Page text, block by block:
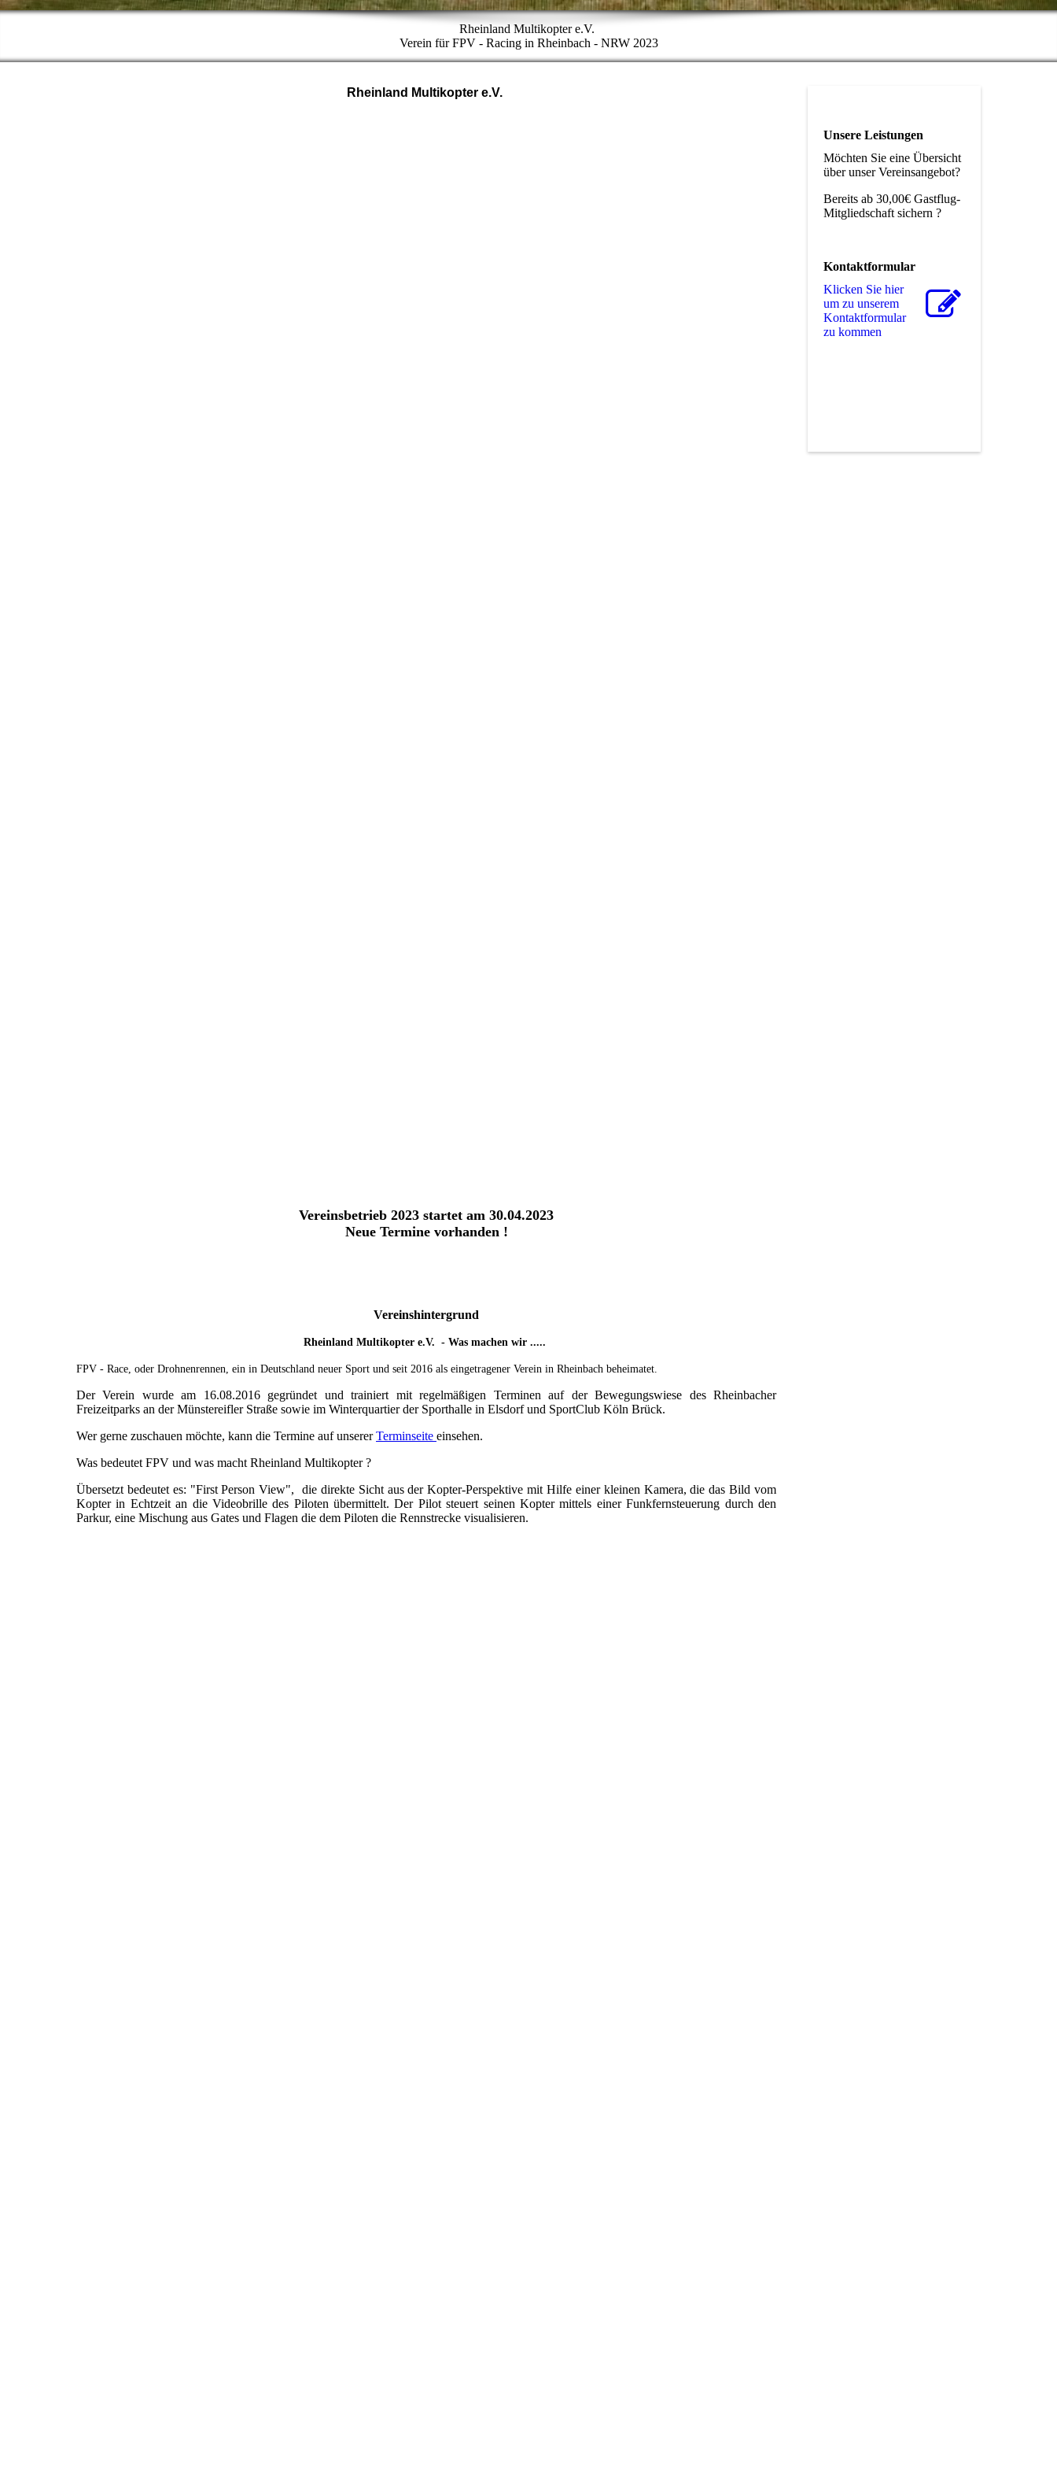
Rheinland Multikopter e.V.
Verein für FPV - Racing in Rheinbach - NRW 2023
Rheinland Multikopter e.V.
Vereinsbetrieb 2023 startet am 30.04.2023
Neue Termine vorhanden !
Vereinshintergrund
Rheinland Multikopter e.V. - Was machen wir .....
FPV - Race, oder Drohnenrennen, ein in Deutschland neuer Sport und seit 2016 als eingetragener Verein in Rheinbach beheimatet.
Der Verein wurde am 16.08.2016 gegründet und trainiert mit regelmäßigen Terminen auf der Bewegungswiese des Rheinbacher
Freizeitparks an der Münstereifler Straße sowie im Winterquartier der Sporthalle in Elsdorf und SportClub Köln Brück.
Wer gerne zuschauen möchte, kann die Termine auf unsererTerminseite einsehen.
Was bedeutet FPV und was macht Rheinland Multikopter ?
Übersetzt bedeutet es: "First Person View", die direkte Sicht aus der Kopter-Perspektive mit Hilfe einer kleinen Kamera, die das Bild vom
Kopter in Echtzeit an die Videobrille des Piloten übermittelt. Der Pilot steuert seinen Kopter mittels einer Funkfernsteuerung durch den
Parkur, eine Mischung aus Gates und Flagen die dem Piloten die Rennstrecke visualisieren.
Unsere Leistungen
Möchten Sie eine Übersicht
über unser Vereinsangebot?
Bereits ab 30,00€ Gastflug-
Mitgliedschaft sichern ?
Kontaktformular
Klicken Sie hier
um zu unserem
Kon­takt­for­mu­lar
zu kommen